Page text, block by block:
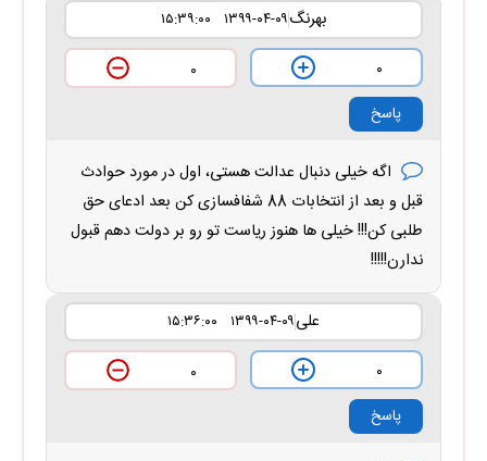
بهرنگ۱۳۹۹-۰۴-۰۹ ۱۵:۳۹:۰۰
۰
۰
پاسخ
اگه خیلی دنبال عدالت هستی، اول در مورد حوادث
قبل و بعد از انتخابات 88 شفافسازی کن بعد ادعای حق
طلبی کن!!! خیلی ها هنوز ریاست تو رو بر دولت دهم قبول
ندارن!!!!!
علی۱۳۹۹-۰۴-۰۹ ۱۵:۳۶:۰۰
۰
۰
پاسخ